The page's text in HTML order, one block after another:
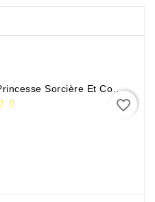
Sirène Princesse Sorcière Et Compagnie
favorite_border